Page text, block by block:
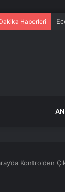
Haberleri
Kontrolden